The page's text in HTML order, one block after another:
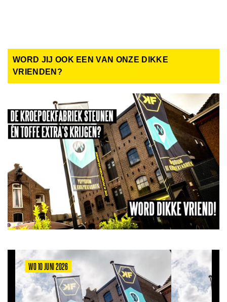
WORD JIJ OOK EEN VAN ONZE DIKKE
VRIENDEN?
WO 10 JUNI 2026